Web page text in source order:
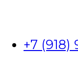
+7 (918)